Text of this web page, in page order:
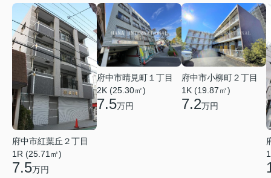
府中市紅葉丘２丁目
1R (25.71㎡)
7.5万円
府中市晴見町１丁目
2K (25.30㎡)
7.5万円
府中市小柳町２丁目
1K (19.87㎡)
7.2万円